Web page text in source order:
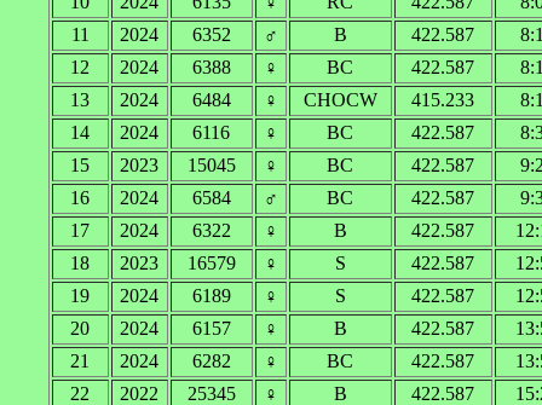
11
2024 6352 ♂ B 422.587
12
2024 6388 ♀ BC 422.587
13
2024 6484 ♀ CHOCW 415.233
14
2024 6116 ♀ BC 422.587
15
2023 15045 ♀ BC 422.587
16
2024 6584 ♂ BC 422.587
17
2024 6322 ♀ B 422.587
18
2023 16579 ♀ S 422.587
19
2024 6189 ♀ S 422.587
20
2024 6157 ♀ B 422.587
21
2024 6282 ♀ BC 422.587
22
2022 25345 ♀ B 422.587